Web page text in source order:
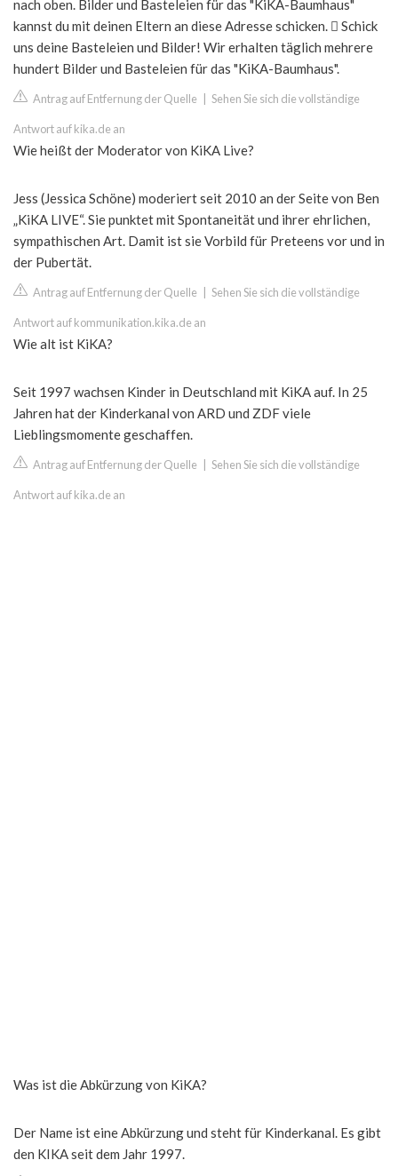
nach oben. Bilder und Basteleien für das "KiKA-Baumhaus"
kannst du mit deinen Eltern an diese Adresse schicken.  Schick
uns deine Basteleien und Bilder! Wir erhalten täglich mehrere
hundert Bilder und Basteleien für das "KiKA-Baumhaus".
Antrag auf Entfernung der Quelle Sehen Sie sich die vollständige
Antwort auf kika.de an
Wie heißt der Moderator von KiKA Live?
Jess (Jessica Schöne) moderiert seit 2010 an der Seite von Ben
„KiKA LIVE“. Sie punktet mit Spontaneität und ihrer ehrlichen,
sympathischen Art. Damit ist sie Vorbild für Preteens vor und in
der Pubertät.
Antrag auf Entfernung der Quelle Sehen Sie sich die vollständige
Antwort auf kommunikation.kika.de an
Wie alt ist KiKA?
Seit 1997 wachsen Kinder in Deutschland mit KiKA auf. In 25
Jahren hat der Kinderkanal von ARD und ZDF viele
Lieblingsmomente geschaffen.
Antrag auf Entfernung der Quelle Sehen Sie sich die vollständige
Antwort auf kika.de an
Was ist die Abkürzung von KiKA?
Der Name ist eine Abkürzung und steht für Kinderkanal. Es gibt
den KIKA seit dem Jahr 1997.